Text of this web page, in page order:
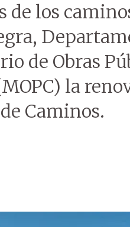
de los
de Obras
la
Caminos.